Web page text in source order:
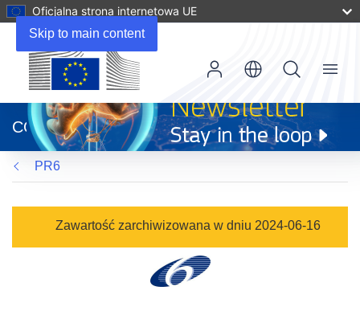
Skip to main content
Oficjalna strona internetowa UE
otworzy
się
w
nowym
oknie)
CORDIS
Menu
PR6
Zawartość zarchiwizowana w dniu 2024-06-16